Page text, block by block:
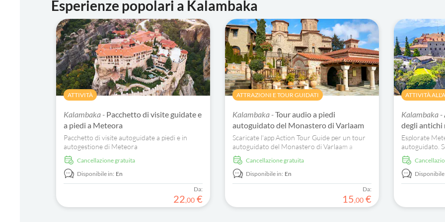
Esperienze popolari a Kalambaka
ATTIVITÀ
Kalambaka - Pacchetto di visite guidate e
a piedi a Meteora
Pacchetto di visite autoguidate a piedi e in
autogestione di Meteora
Cancellazione gratuita
Disponibile in: En
Da:
22,00 €
ATTRAZIONI E TOUR GUIDATI
Kalambaka -Tour audio a piedi
autoguidato del Monastero di Varlaam
Scaricate l'app Action Tour Guide per un tour
autoguidato del Monastero di Varlaam a
Meteora. Scoprite la storia bizantina e le
tradizioni ortodosse.
Cancellazione gratuita
Disponibile in: En
Da:
15,00 €
ATTIVITÀ
Kalambaka -
degli antichi
Esplorate
autoguidato.
storia della
Disponibile